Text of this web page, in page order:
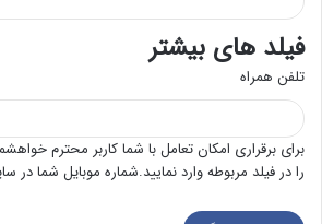
فیلد های بیشتر
تلفن همراه
برای برقراری امکان تعامل با شما کاربر محترم
را در فیلد مربوطه وارد نمایید.شماره موبایل شما